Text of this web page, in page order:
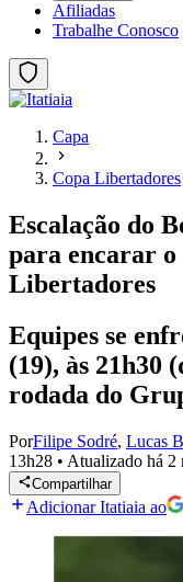
Afiliadas
Trabalhe Conosco
Capa
Copa Libertadores
Escalação do
para encarar
Libertadores
Equipes se
(19), às 21h30
rodada do
PorFilipe Sodré, Lucas
13h28 • Atualizado há 2
Compartilhar
Adicionar Itatiaia ao